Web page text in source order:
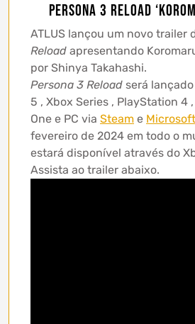
Persona 3 Reload
ATLUS lançou um novo trailer
Reload apresentando
por Shinya Takahashi.
Persona 3 Reload será
5 , Xbox Series , PlayStation 4 ,
One e PC via Steam e
fevereiro de 2024 em todo o
estará disponível através do
Assista ao trailer abaixo.